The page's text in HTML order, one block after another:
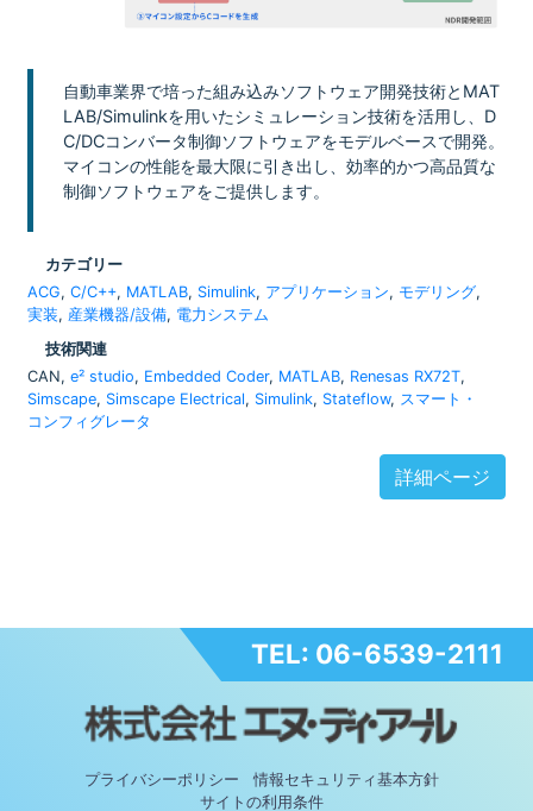
自動車業界で培った組み込みソフトウェア開発技術とMAT
LAB/Simulinkを用いたシミュレーション技術を活用し、D
C/DCコンバータ制御ソフトウェアをモデルベースで開発。
マイコンの性能を最大限に引き出し、効率的かつ高品質な
制御ソフトウェアをご提供します。
カテゴリー
ACG, C/C++, MATLAB, Simulink, アプリケーション, モデリング,
実装, 産業機器/設備, 電力システム
技術関連
CAN, e² studio, Embedded Coder, MATLAB, Renesas RX72T,
Simscape, Simscape Electrical, Simulink, Stateflow, スマート・
コンフィグレータ
詳細ページ
TEL: 06-6539-2111
プライバシーポリシー
情報セキュリティ基本方針
サイトの利用条件